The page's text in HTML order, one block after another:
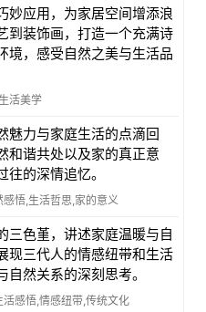
妙应用，为家居空间增添浪
到装饰画，打造一个充满诗
境，感受自然之美与生活品
活美学
魅力与家庭生活的点滴回
和谐共处以及家的真正意
往的深情追忆。
悟,生活哲思,家的意义
三色堇，讲述家庭温暖与自
现三代人的情感纽带和生活
自然关系的深刻思考。
感悟,情感纽带,传统文化